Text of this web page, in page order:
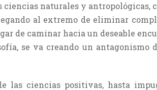
naturales y antropológicas,
al extremo de eliminar
de caminar hacia un deseable
se va creando un antagonismo
cien­cias positivas, hasta